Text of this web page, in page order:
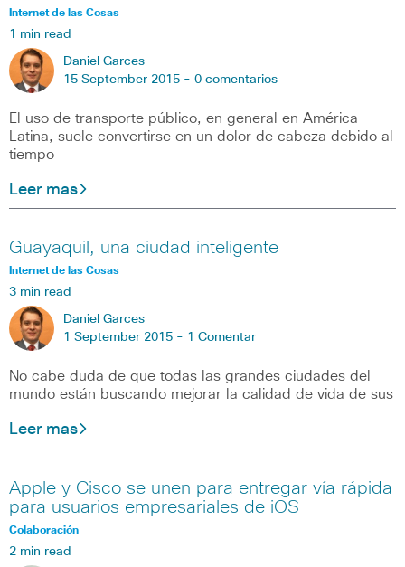
Internet de las Cosas
1 min read
Daniel Garces
15 September 2015 - 0 comentarios
El uso de transporte público, en general en América
Latina, suele convertirse en un dolor de cabeza debido al
tiempo
Leer mas
Guayaquil, una ciudad inteligente
Internet de las Cosas
3 min read
Daniel Garces
1 September 2015 - 1 Comentar
No cabe duda de que todas las grandes ciudades del
mundo están buscando mejorar la calidad de vida de sus
Leer mas
Apple y Cisco se unen para entregar vía rápida
para usuarios empresariales de iOS
Colaboración
2 min read